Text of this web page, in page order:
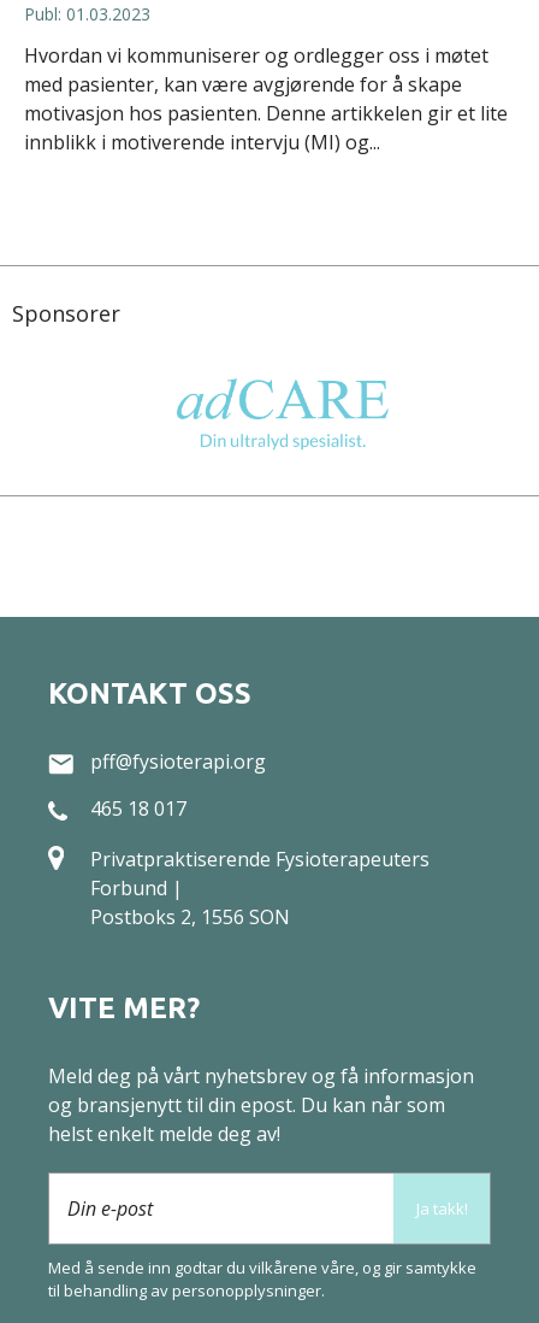
Publ: 01.03.2023
Hvordan vi kommuniserer og ordlegger oss i møtet
med pasienter, kan være avgjørende for å skape
motivasjon hos pasienten. Denne artikkelen gir et lite
innblikk i motiverende intervju (MI) og...
Sponsorer
KONTAKT OSS
pff@fysioterapi.org
465 18 017
Privatpraktiserende Fysioterapeuters
Forbund |
Postboks 2, 1556 SON
VITE MER?
Meld deg på vårt nyhetsbrev og få informasjon
og bransjenytt til din epost. Du kan når som
helst enkelt melde deg av!
Din e-post Ja takk!
Med å sende inn godtar du vilkårene våre, og gir samtykke
til behandling avperson­opplysninger.